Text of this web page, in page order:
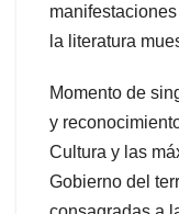
la literatura
Momento de
y
Cultura y las
Gobierno del